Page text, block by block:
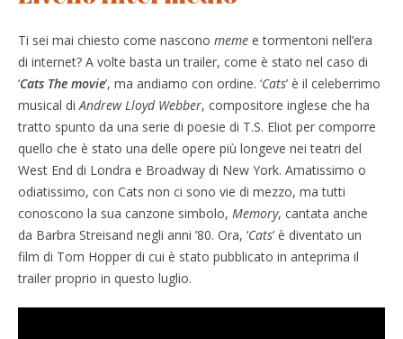
Ti sei mai chiesto come nascono meme e tormentoni nell’era
di internet? A volte basta un trailer, come è stato nel caso di
‘Cats The movie’, ma andiamo con ordine. ‘Cats’ è il celeberrimo
musical diAndrew Lloyd Webber, compositore inglese che ha
tratto spunto da una serie di poesie di T.S. Eliot per comporre
quello che è stato una delle opere più longeve nei teatri del
West End di Londra e Broadway di New York. Amatissimo o
odiatissimo, con Cats non ci sono vie di mezzo, ma tutti
conoscono la sua canzone simbolo, Memory, cantata anche
da Barbra Streisand negli anni ’80. Ora, ‘Cats’ è diventato un
film di Tom Hopper di cui è stato pubblicato in anteprima il
trailer proprio in questo luglio.